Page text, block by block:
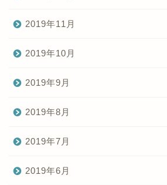
2019年11月
2019年10月
2019年9月
2019年8月
2019年7月
2019年6月